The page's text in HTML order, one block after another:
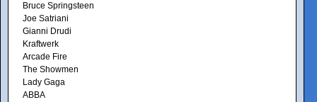
Bruce Springsteen
Joe Satriani
Gianni Drudi
Kraftwerk
Arcade Fire
The Showmen
Lady Gaga
ABBA